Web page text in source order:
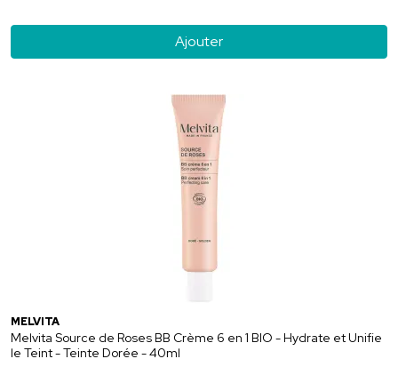
Ajouter
MELVITA
Melvita Source de Roses BB Crème 6 en 1 BIO - Hydrate et Unifie
le Teint - Teinte Dorée - 40ml